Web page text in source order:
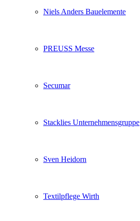
Niels Anders Bauelemente
PREUSS Messe
Secumar
Stacklies Unternehmensgruppe
Sven Heidorn
Textilpflege Wirth